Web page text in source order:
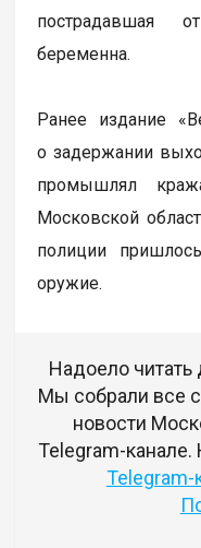
пострадавшая
беременна.
Ранее издание
о задержании
промышлял
Московской
полиции
оружие.
Надоело читать
Мы собрали все
новости
Telegram-
Telegram-